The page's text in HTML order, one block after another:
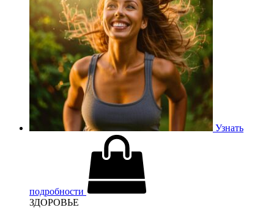
Узнать
подробности
ЗДОРОВЬЕ